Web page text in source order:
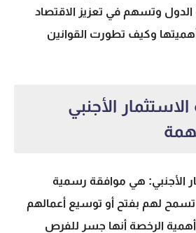
الدول وتسهم في تعزيز الاقتصاد
وكيف تطورت القوانين
الأجنبي
الأجنبي: هي موافقة رسمية
تسمح لهم بفتح أو توسيع أعمالهم
أهمية الرخصة أنها جسر للفرص